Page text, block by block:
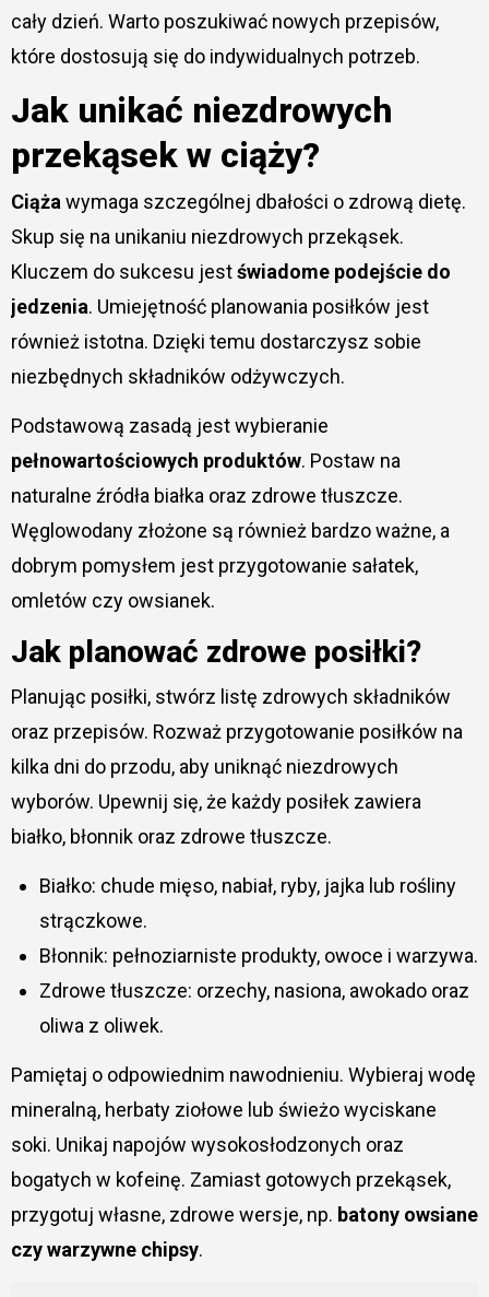
cały dzień. Warto poszukiwać nowych przepisów,
które dostosują się do indywidualnych potrzeb.
Jak unikać niezdrowych
przekąsek w ciąży?
Ciążawymaga szczególnej dbałości o zdrową dietę.
Skup się na unikaniu niezdrowych przekąsek.
Kluczem do sukcesu jestświadome podejście do
jedzenia. Umiejętność planowania posiłków jest
również istotna. Dzięki temu dostarczysz sobie
niezbędnych składników odżywczych.
Podstawową zasadą jest wybieranie
pełnowartościowych produktów. Postaw na
naturalne źródła białka oraz zdrowe tłuszcze.
Węglowodany złożone są również bardzo ważne, a
dobrym pomysłem jest przygotowanie sałatek,
omletów czy owsianek.
Jak planować zdrowe posiłki?
Planując posiłki, stwórz listę zdrowych składników
oraz przepisów. Rozważ przygotowanie posiłków na
kilka dni do przodu, aby uniknąć niezdrowych
wyborów. Upewnij się, że każdy posiłek zawiera
białko, błonnik oraz zdrowe tłuszcze.
Białko: chude mięso, nabiał, ryby, jajka lub rośliny
strączkowe.
Błonnik: pełnoziarniste produkty, owoce i warzywa.
Zdrowe tłuszcze: orzechy, nasiona, awokado oraz
oliwa z oliwek.
Pamiętaj o odpowiednim nawodnieniu. Wybieraj wodę
mineralną, herbaty ziołowe lub świeżo wyciskane
soki. Unikaj napojów wysokosłodzonych oraz
bogatych w kofeinę. Zamiast gotowych przekąsek,
przygotuj własne, zdrowe wersje, np. batony owsiane
czy warzywne chipsy.